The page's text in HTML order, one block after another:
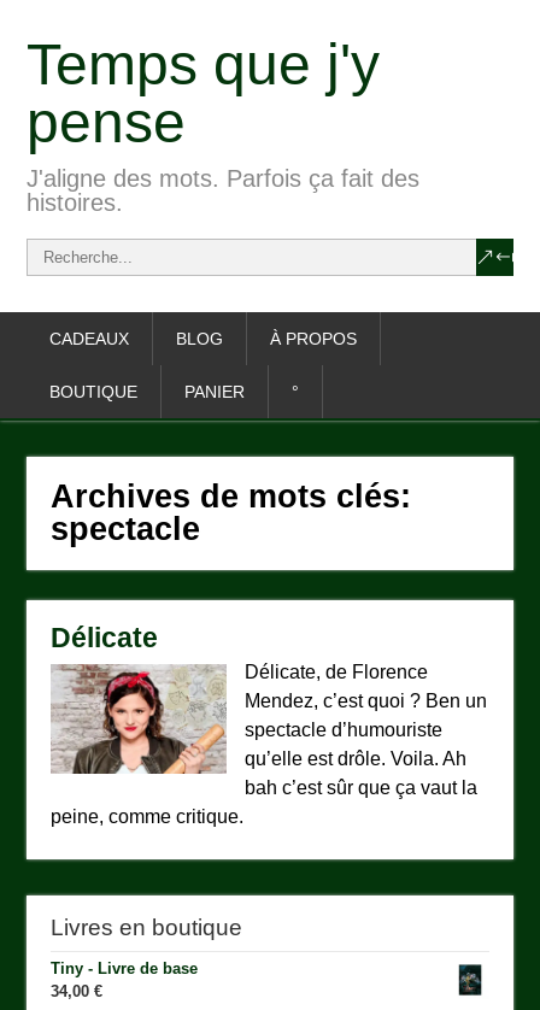
Temps que j'y
pense
J'aligne des mots. Parfois ça fait des
histoires.
CADEAUX BLOG À PROPOS
BOUTIQUE PANIER °
Archives de mots clés:
spectacle
Délicate
Délicate, de Florence
Mendez, c’est quoi ? Ben un
spectacle d’humouriste
qu’elle est drôle. Voila. Ah
bah c’est sûr que ça vaut la
peine, comme critique.
Livres en boutique
Tiny - Livre de base
34,00€